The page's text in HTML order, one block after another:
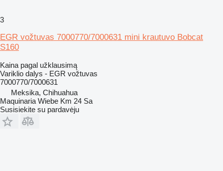
3
EGR vožtuvas 7000770/7000631 mini krautuvo Bobcat
S160
Kaina pagal užklausimą
Variklio dalys - EGR vožtuvas
7000770/7000631
Meksika, Chihuahua
Maquinaria Wiebe Km 24 Sa
Susisiekite su pardavėju